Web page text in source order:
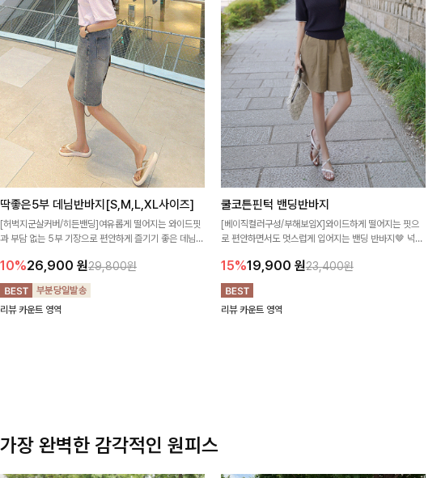
딱좋은5부 데님반바지[S,M,L,XL사이즈]
[허벅지군살커버/히든밴딩]여유롭게 떨어지는 와이드핏
과 부담 없는 5부 기장으로 편안하게 즐기기 좋은 데님
디한 무드로 연출
10%26,900 원29,800원
리뷰 카운트 영역
쿨코튼핀턱 밴딩반바지
[베이직컬러구성/부해보임X]와이드하게 떨어지는 핏으
로 편안하면서도 멋스럽게 입어지는 밴딩 반바지🤎 넉넉
높게 즐겨지는 아이템!
15%19,900 원23,400원
리뷰 카운트 영역
가장 완벽한 감각적인 원피스